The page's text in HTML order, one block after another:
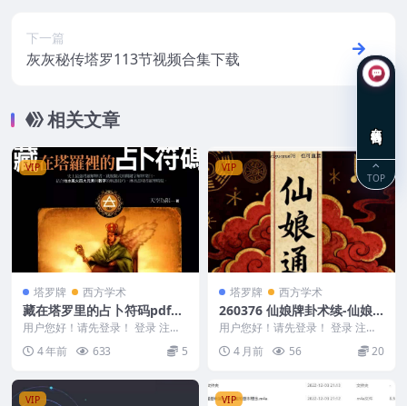
下一篇
灰灰秘传塔罗113节视频合集下载
相关文章
VIP
塔罗牌 西方学术
藏在塔罗里的占卜符码pdf电
子书
用户您好！请先登录！ 登录 注册
藏在塔罗里的占卜符码 编号：252
9D985
4 年前 633 5
VIP
塔罗牌 西方学术
260376 仙娘牌卦术续-仙娘
教-2册
用户您好！请先登录！ 登录 注册
仙娘牌卦术续-仙娘教-2册 260376
4 月前 56 20
VIP VIP
TOP